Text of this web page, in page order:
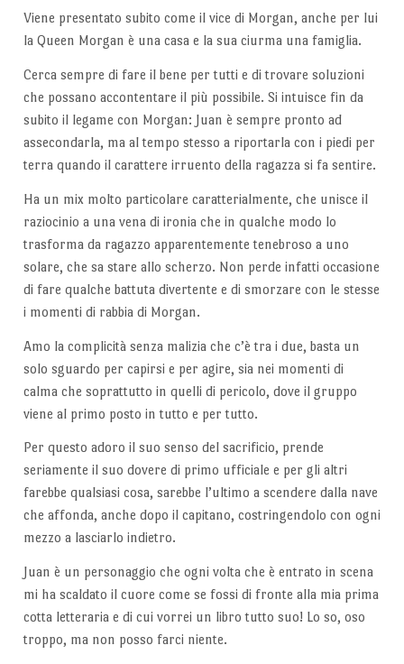
Viene presentato subito come il vice di Morgan, anche per lui
la Queen Morgan è una casa e la sua ciurma una famiglia.
Cerca sempre di fare il bene per tutti e di trovare soluzioni
che possano accontentare il più possibile. Si intuisce fin da
subito il legame con Morgan: Juan è sempre pronto ad
assecondarla, ma al tempo stesso a riportarla con i piedi per
terra quando il carattere irruento della ragazza si fa sentire.
Ha un mix molto particolare caratterialmente, che unisce il
raziocinio a una vena di ironia che in qualche modo lo
trasforma da ragazzo apparentemente tenebroso a uno
solare, che sa stare allo scherzo. Non perde infatti occasione
di fare qualche battuta divertente e di smorzare con le stesse
i momenti di rabbia di Morgan.
Amo la complicità senza malizia che c’è tra i due, basta un
solo sguardo per capirsi e per agire, sia nei momenti di
calma che soprattutto in quelli di pericolo, dove il gruppo
viene al primo posto in tutto e per tutto.
Per questo adoro il suo senso del sacrificio, prende
seriamente il suo dovere di primo ufficiale e per gli altri
farebbe qualsiasi cosa, sarebbe l’ultimo a scendere dalla nave
che affonda, anche dopo il capitano, costringendolo con ogni
mezzo a lasciarlo indietro.
Juan è un personaggio che ogni volta che è entrato in scena
mi ha scaldato il cuore come se fossi di fronte alla mia prima
cotta letteraria e di cui vorrei un libro tutto suo! Lo so, oso
troppo, ma non posso farci niente.